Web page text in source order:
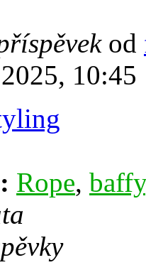
od
10:45
Rope, baffy